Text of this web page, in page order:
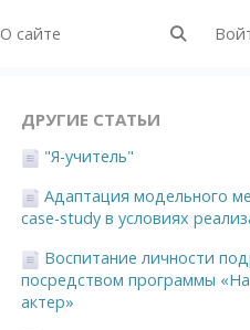
О сайте
ДРУГИЕ СТАТЬИ
"Я-учитель"
Адаптация модельного
case-study в условиях
Воспитание личности
посредством программы
актер»